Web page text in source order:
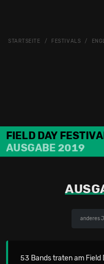
STARTSEITE FESTIVALS
FIELD DAY
AUSGABE 2019
anderes
53 Bands traten am